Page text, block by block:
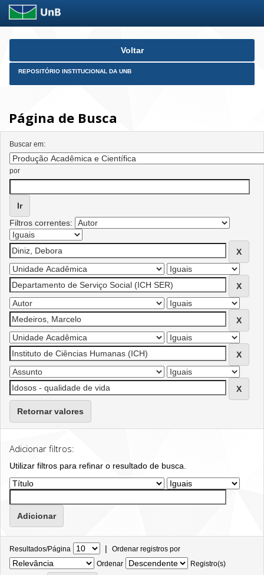
Skip
Voltar
REPOSITÓRIO INSTITUCIONAL DA UNB
Página de Busca
Buscar em:
por
Filtros correntes:
Retornar valores
Adicionar filtros:
Utilizar filtros para refinar o resultado de busca.
Resultados/Página | Ordenar registros por
Ordenar
Registro(s)